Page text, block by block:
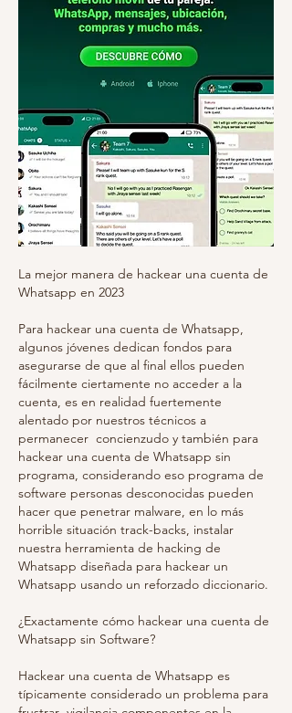
La mejor manera de hackear una cuenta de
Whatsapp en 2023
Para hackear una cuenta de Whatsapp,
algunos jóvenes dedican fondos para
asegurarse de que al final ellos pueden
fácilmente ciertamente no acceder a la
cuenta, es en realidad fuertemente
alentado por nuestros técnicos a
permanecer  concienzudo y también para
hackear una cuenta de Whatsapp sin
programa, considerando eso programa de
software personas desconocidas pueden
hacer que penetrar malware, en lo más
horrible situación track-backs, instalar
nuestra herramienta de hacking de
Whatsapp diseñada para hackear un
Whatsapp usando un reforzado diccionario.
¿Exactamente cómo hackear una cuenta de
Whatsapp sin Software?
Hackear una cuenta de Whatsapp es
típicamente considerado un problema para